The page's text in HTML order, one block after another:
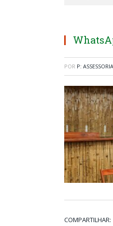
POR P:
COMPARTILHAR: